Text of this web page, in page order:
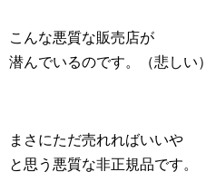
こんな悪質な販売店が
潜んでいるのです。（悲しい）
まさにただ売れればいいや
と思う悪質な非正規品です。